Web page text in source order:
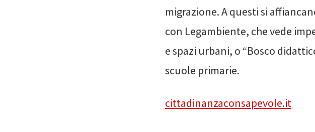
migrazione. A questi si
con Legambiente, che vede
e spazi urbani, o “Bosco
scuole primarie.
cittadinanzaconsapevole.it